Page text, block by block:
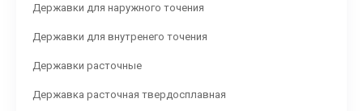
Державки для наружного точения
Державки для внутренего точения
Державки расточные
Державка расточная твердосплавная